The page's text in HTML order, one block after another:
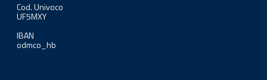
Cod. Univoco
UF5MXY
IBAN
odmco_hb